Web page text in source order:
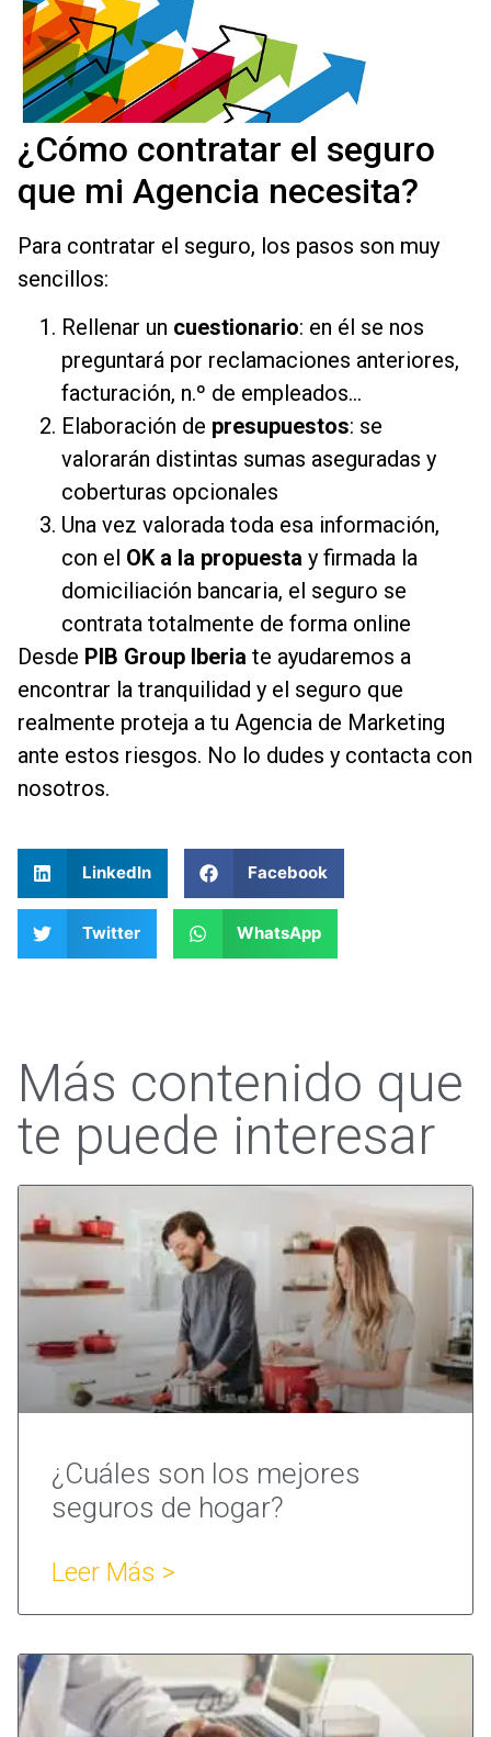
¿Cómo contratar el seguro
que mi Agencia necesita?
Para contratar el seguro, los pasos son muy
sencillos:
Rellenar un cuestionario: en él se nos
preguntará por reclamaciones anteriores,
facturación, n.º de empleados…
Elaboración de presupuestos: se
valorarán distintas sumas aseguradas y
coberturas opcionales
Una vez valorada toda esa información,
con el OK a la propuesta y firmada la
domiciliación bancaria, el seguro se
contrata totalmente de forma online
Desde PIB Group Iberia te ayudaremos a
encontrar la tranquilidad y el seguro que
realmente proteja a tu Agencia de Marketing
ante estos riesgos. No lo dudes y contacta con
nosotros.
LinkedIn Facebook
Twitter WhatsApp
Más contenido que
te puede interesar
¿Cuáles son los mejores
seguros de hogar?
Leer Más >